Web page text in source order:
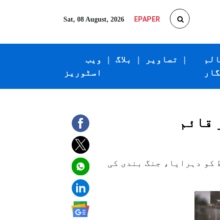
Sat, 08 August, 2026 EPAPER
ویب
اسٹوریز
| بلاگ | تصاویر |
قائم
کو دہرایا، جنگ بندی کی